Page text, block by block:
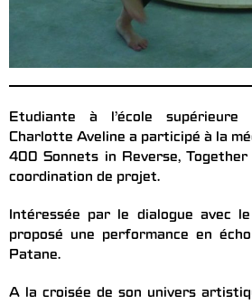
Etudiante à l’école supérieure
Charlotte Aveline a participé à la
400 Sonnets in Reverse,
coordination de projet.
Intéressée par le dialogue avec
proposé une performance en
Patane.
A la croisée de son univers